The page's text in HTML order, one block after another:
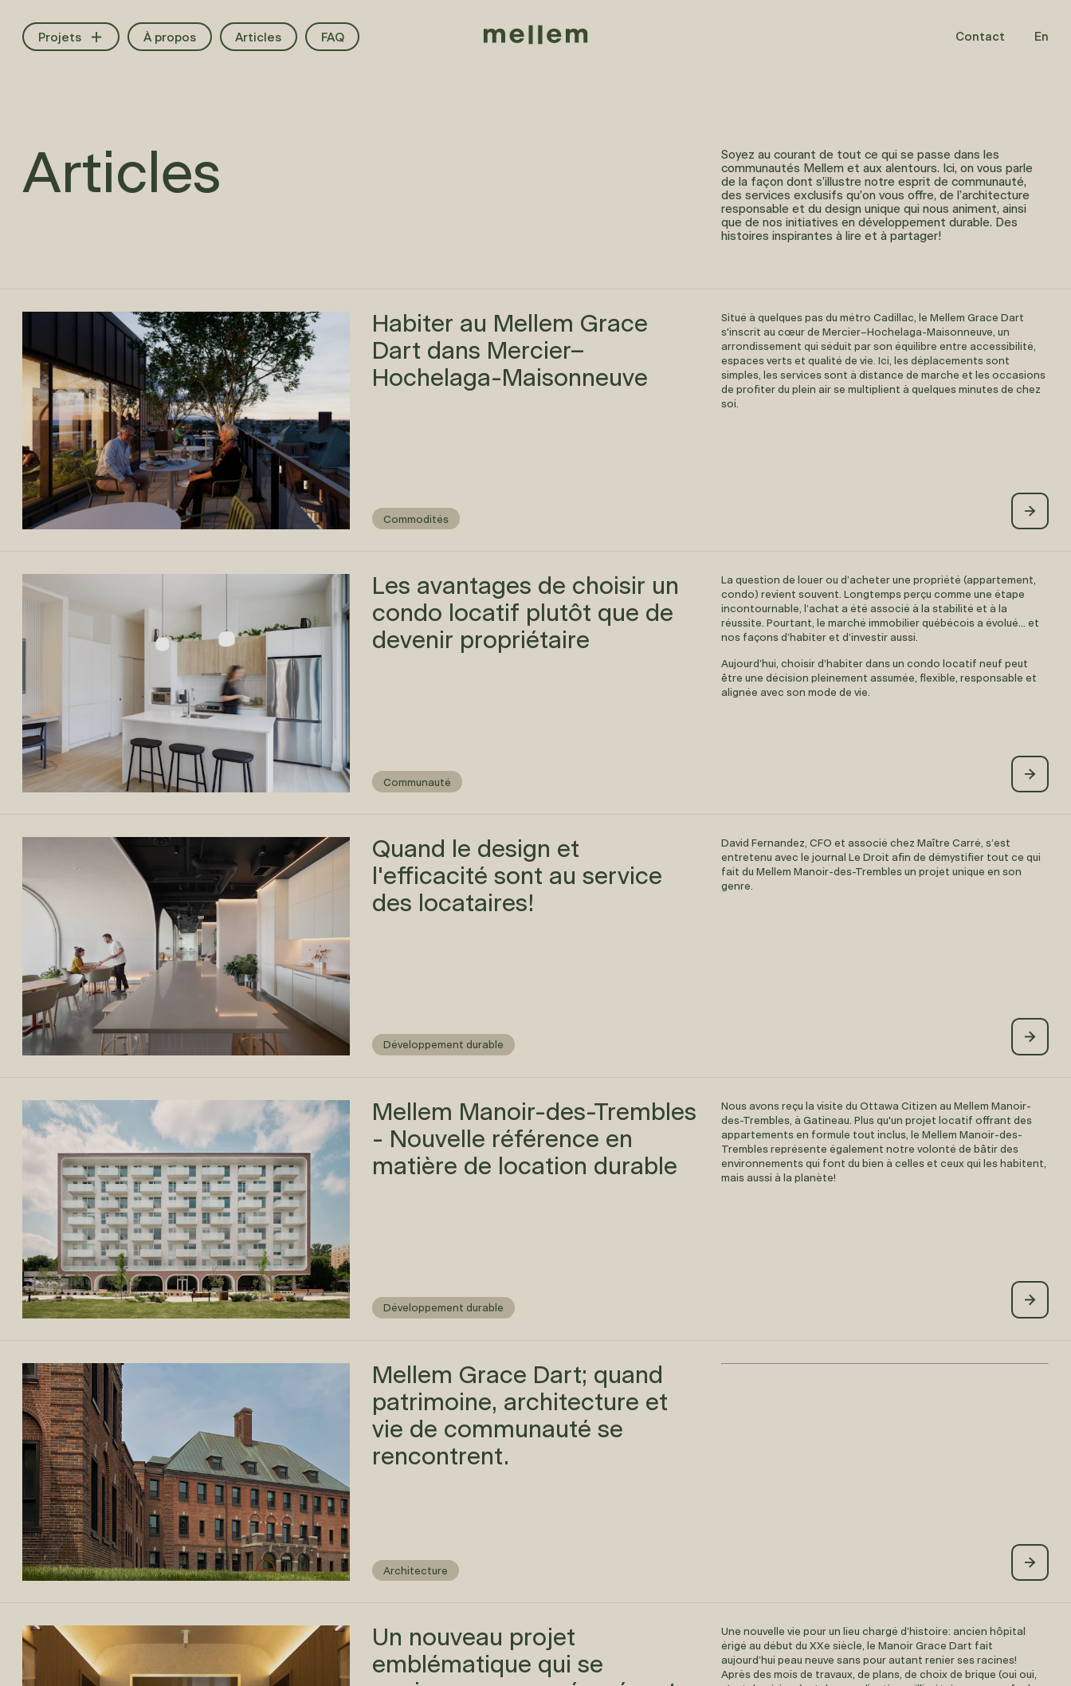
Projets À propos Articles FAQ Contact En
Articles
Soyez au courant de tout ce qui se passe dans les
communautés Mellem et aux alentours. Ici, on vous parle
de la façon dont s’illustre notre esprit de communauté,
des services exclusifs qu’on vous offre, de l’architecture
responsable et du design unique qui nous animent, ainsi
que de nos initiatives en développement durable. Des
histoires inspirantes à lire et à partager!
Habiter au Mellem Grace
Dart dans Mercier–
Hochelaga-Maisonneuve
Commodités
Situé à quelques pas du métro Cadillac, le Mellem Grace Dart
s'inscrit au cœur de Mercier–Hochelaga-Maisonneuve, un
arrondissement qui séduit par son équilibre entre accessibilité,
espaces verts et qualité de vie. Ici, les déplacements sont
simples, les services sont à distance de marche et les occasions
de profiter du plein air se multiplient à quelques minutes de chez
soi.
Les avantages de choisir un
condo locatif plutôt que de
devenir propriétaire
Communauté
La question de louer ou d’acheter une propriété (appartement,
condo) revient souvent. Longtemps perçu comme une étape
incontournable, l’achat a été associé à la stabilité et à la
réussite. Pourtant, le marché immobilier québécois a évolué… et
nos façons d’habiter et d’investir aussi.
Aujourd’hui, choisir d’habiter dans un condo locatif neuf peut
être une décision pleinement assumée, flexible, responsable et
alignée avec son mode de vie.
Quand le design et
l'efficacité sont au service
des locataires!
Développement durable
David Fernandez, CFO et associé chez Maître Carré, s’est
entretenu avec le journal Le Droit afin de démystifier tout ce qui
fait du Mellem Manoir-des-Trembles un projet unique en son
genre.
Mellem Manoir-des-Trembles
- Nouvelle référence en
matière de location durable
Développement durable
Nous avons reçu la visite du Ottawa Citizen au Mellem Manoir-
des-Trembles, à Gatineau. Plus qu'un projet locatif offrant des
appartements en formule tout inclus, le Mellem Manoir-des-
Trembles représente égalementnotre volonté de bâtir des
environnements qui font du bien à celles et ceux qui les habitent,
mais aussi à la planète!
Mellem Grace Dart; quand
patrimoine, architecture et
vie de communauté se
rencontrent.
Architecture
Un nouveau projet
emblématique qui se
Une nouvelle vie pour un lieu chargé d’histoire: ancien hôpital
érigé au début du XXe siècle, le Manoir Grace Dart fait
aujourd’hui peau neuve sans pour autant renier ses racines!
Après des mois de travaux, de plans, de choix de brique (oui oui,